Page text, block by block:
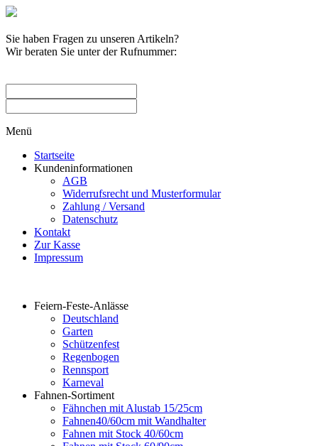
Sie haben Fragen zu unseren Artikeln?
Wir beraten Sie unter der Rufnummer:
Menü
Startseite
Kundeninformationen
AGB
Widerrufsrecht und Musterformular
Zahlung / Versand
Datenschutz
Kontakt
Zur Kasse
Impressum
Feiern-Feste-Anlässe
Deutschland
Garten
Schützenfest
Regenbogen
Rennsport
Karneval
Fahnen-Sortiment
Fähnchen mit Alustab 15/25cm
Fahnen40/60cm mit Wandhalter
Fahnen mit Stock 40/60cm